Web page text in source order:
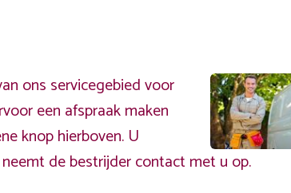
ons servicegebied voor
een afspraak maken
knop hierboven. U
de bestrijder contact met u op.